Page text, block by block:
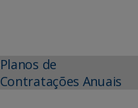
Planos de
Contratações Anuais